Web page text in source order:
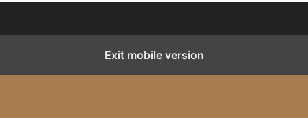
Exit mobile version